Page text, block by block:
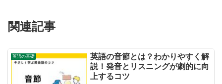
関連記事
英語の基礎
英語の音節とは？わかりやすく解
説！発音とリスニングが劇的に向
上するコツ